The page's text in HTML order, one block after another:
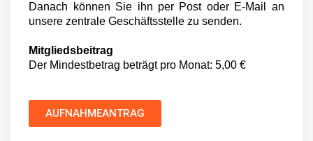
Danach können Sie ihn per Post oder E-Mail an
unsere zentrale Geschäftsstelle zu senden.
Mitgliedsbeitrag
Der Mindestbetrag beträgt pro Monat: 5,00 €
AUFNAHMEANTRAG